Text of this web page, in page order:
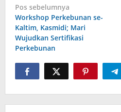
Navigasi
pos
Pos sebelumnya
Workshop Perkebunan se-
Kaltim, Kasmidi; Mari
Wujudkan Sertifikasi
Perkebunan